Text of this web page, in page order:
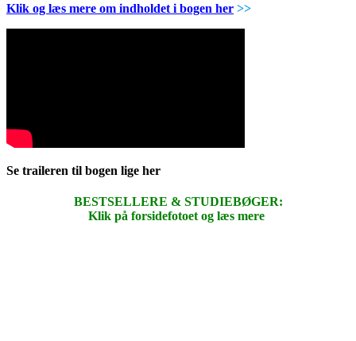
Klik og læs mere om indholdet i bogen her >>
Se traileren til bogen lige her
BESTSELLERE & STUDIEBØGER:
Klik på forsidefotoet og læs mere